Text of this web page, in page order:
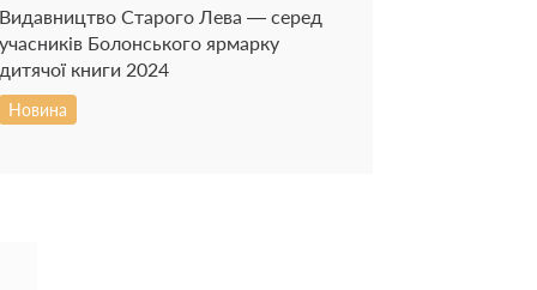
Видавництво Старого Лева — серед
учасників Болонського ярмарку
дитячої книги 2024
Новина